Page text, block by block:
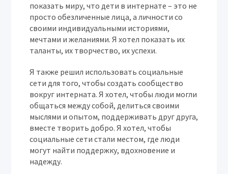
показать миру, что дети в интернате – это не
просто обезличенные лица, а личности со
своими индивидуальными историями,
мечтами и желаниями. Я хотел показать их
таланты, их творчество, их успехи.
Я также решил использовать социальные
сети для того, чтобы создать сообщество
вокруг интерната. Я хотел, чтобы люди могли
общаться между собой, делиться своими
мыслями и опытом, поддерживать друг друга,
вместе творить добро. Я хотел, чтобы
социальные сети стали местом, где люди
могут найти поддержку, вдохновение и
надежду.